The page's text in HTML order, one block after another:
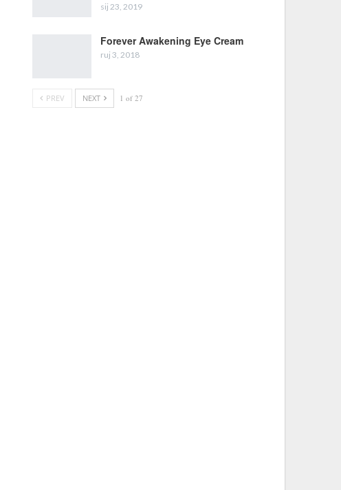
sij 23, 2019
Forever Awakening Eye Cream
ruj 3, 2018
PREV NEXT 1 of 27